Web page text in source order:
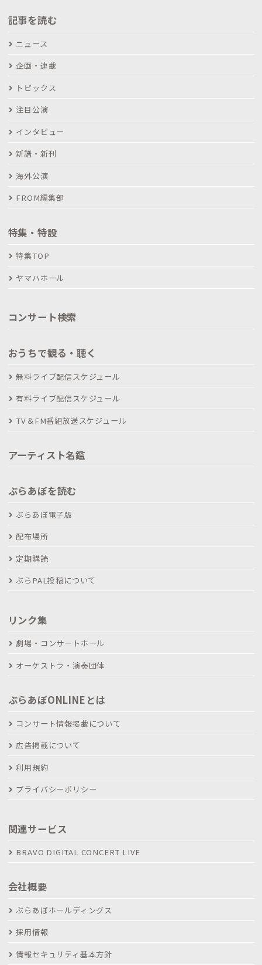
記事を読む
ニュース
企画・連載
トピックス
注目公演
インタビュー
新譜・新刊
海外公演
FROM編集部
特集・特設
特集TOP
ヤマハホール
コンサート検索
おうちで観る・聴く
無料ライブ配信スケジュール
有料ライブ配信スケジュール
TV＆FM番組放送スケジュール
アーティスト名鑑
ぶらあぼを読む
ぶらあぼ電子版
配布場所
定期購読
ぶらPAL投稿について
リンク集
劇場・コンサートホール
オーケストラ・演奏団体
ぶらあぼONLINEとは
コンサート情報掲載について
広告掲載について
利用規約
プライバシーポリシー
関連サービス
BRAVO DIGITAL CONCERT LIVE
会社概要
ぶらあぼホールディングス
採用情報
情報セキュリティ基本方針